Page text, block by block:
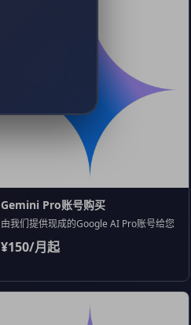
Gemini Pro账号购买
由我们提供现成的Google AI Pro账号给您
¥150/月起